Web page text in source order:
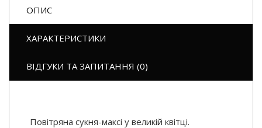
ОПИС
ХАРАКТЕРИСТИКИ
ВІДГУКИ ТА ЗАПИТАННЯ (0)
Повітряна сукня-максі у великій квітці.